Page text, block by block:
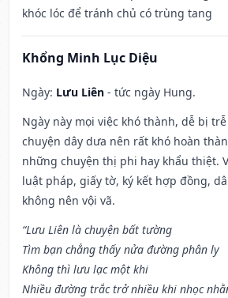
khóc lóc để tránh chủ có trùng tang
Khổng Minh Lục Diệu
Ngày: Lưu Liên - tức ngày Hung.
Ngày này mọi việc khó thành, dễ bị
chuyện dây dưa nên rất khó hoàn
những chuyện thị phi hay khẩu thiệt.
luật pháp, giấy tờ, ký kết hợp đồng,
không nên vội vã.
“Lưu Liên là chuyện bất tường
Tìm bạn chẳng thấy nửa đường phân ly
Không thì lưu lạc một khi
Nhiều đường trắc trở nhiều khi nhọc